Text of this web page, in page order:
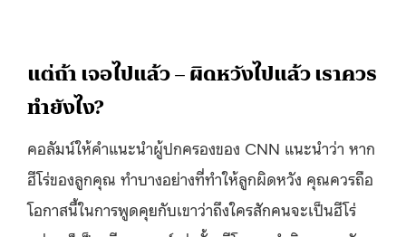
แต่ถ้า เจอไปแล้ว – ผิดหวังไปแล้ว เราควร
ทำยังไง?
คอลัมน์ให้คำแนะนำผู้ปกครองของ CNN แนะนำว่า หาก
ฮีโร่ของลูกคุณ ทำบางอย่างที่ทำให้ลูกผิดหวัง คุณควรถือ
โอกาสนี้ในการพูดคุยกับเขาว่าถึงใครสักคนจะเป็นฮีโร่